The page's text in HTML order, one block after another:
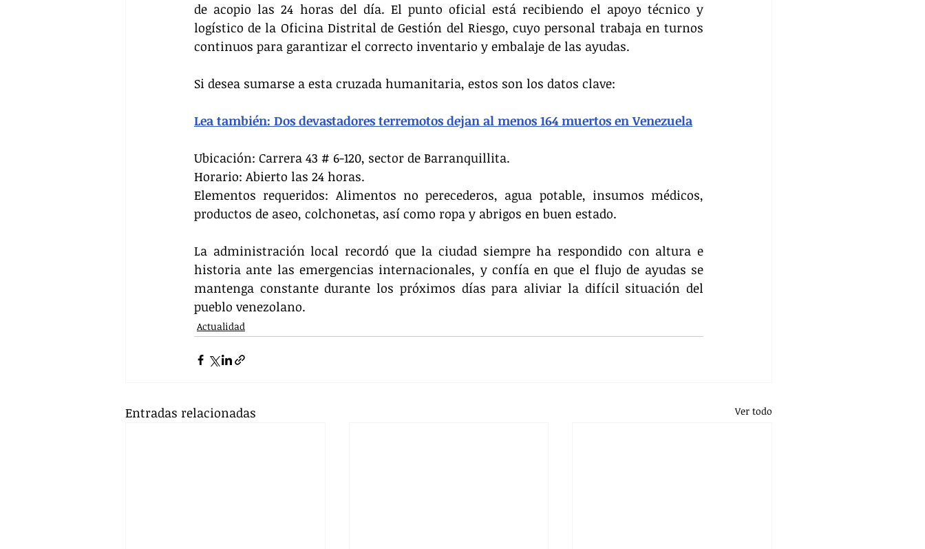
de acopio las 24 horas del día. El punto oficial está recibiendo el apoyo técnico y
logístico de la Oficina Distrital de Gestión del Riesgo, cuyo personal trabaja en turnos
continuos para garantizar el correcto inventario y embalaje de las ayudas.
Si desea sumarse a esta cruzada humanitaria, estos son los datos clave:
Lea también: Dos devastadores terremotos dejan al menos 164 muertos en Venezuela
Ubicación: Carrera 43 # 6-120, sector de Barranquillita.
Horario: Abierto las 24 horas.
Elementos requeridos: Alimentos no perecederos, agua potable, insumos médicos,
productos de aseo, colchonetas, así como ropa y abrigos en buen estado.
La administración local recordó que la ciudad siempre ha respondido con altura e
historia ante las emergencias internacionales, y confía en que el flujo de ayudas se
mantenga constante durante los próximos días para aliviar la difícil situación del
pueblo venezolano.
Actualidad
Entradas relacionadas Ver todo